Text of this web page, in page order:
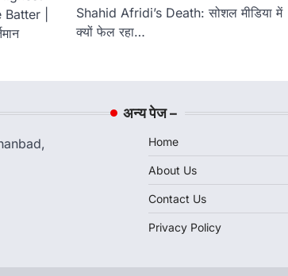
|
Shahid Afridi’s Death: सोशल मीडिया में
क्यों फेल रहा…
अन्य पेज –
Home
About Us
Contact Us
Privacy Policy